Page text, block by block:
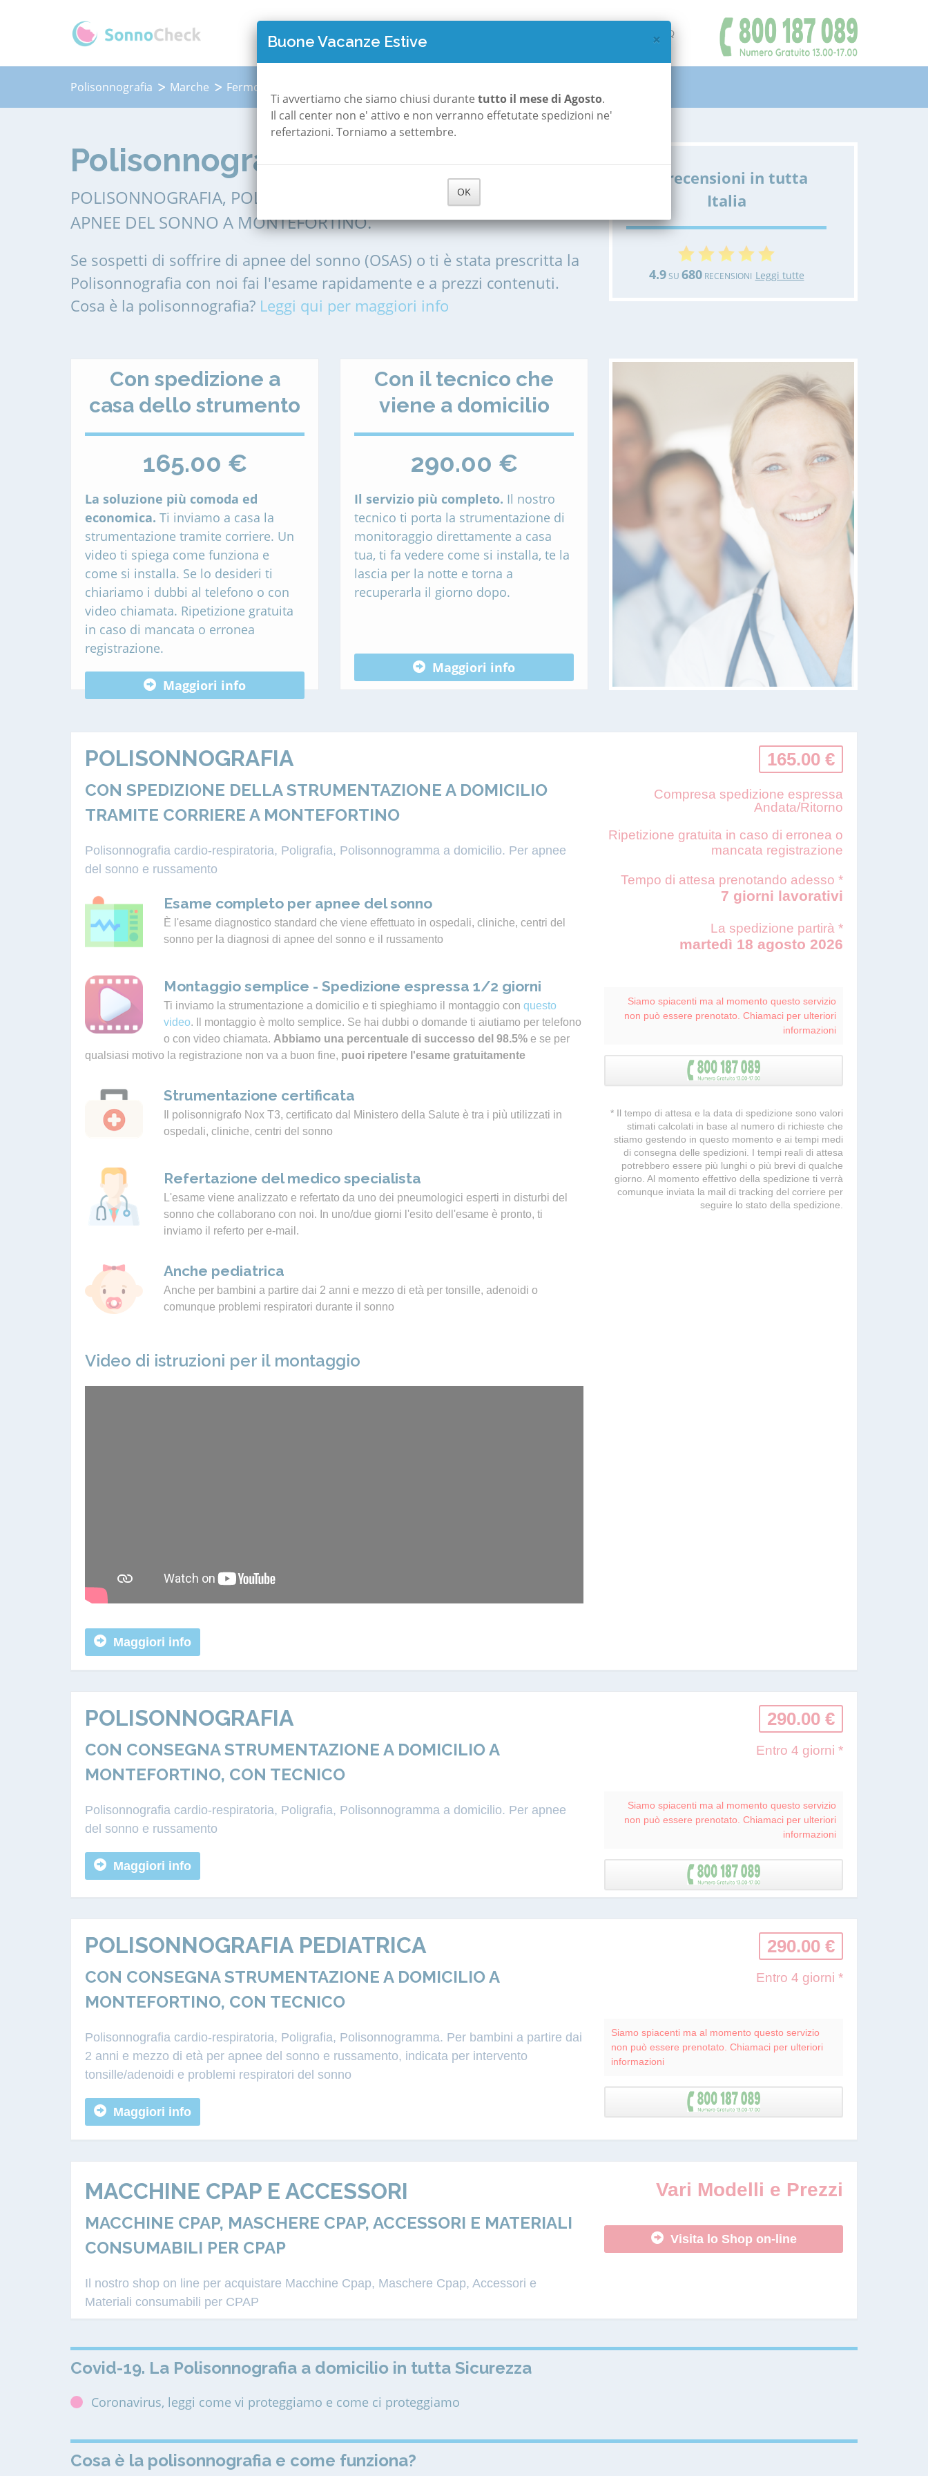
QUANTO COSTA POLISONNOGRAFIA FAQ
Polisonnografia Marche Fermo
Polisonnografia a Montefortino
POLISONNOGRAFIA, POLIGRAFIA, POLISONNOGRAMMA PER LE
APNEE DEL SONNO A MONTEFORTINO.
Se sospetti di soffrire di apnee del sonno (OSAS) o ti è stata prescritta la
Polisonnografia con noi fai l'esame rapidamente e a prezzi contenuti.
Cosa è la polisonnografia? Leggi qui per maggiori info
Le recensioni in tutta
Italia
4.9SU 680RECENSIONI Leggi tutte
Con spedizione a
casa dello strumento
165.00 €
La soluzione più comoda ed
economica. Ti inviamo a casa la
strumentazione tramite corriere. Un
video ti spiega come funziona e
come si installa. Se lo desideri ti
chiariamo i dubbi al telefono o con
video chiamata. Ripetizione gratuita
in caso di mancata o erronea
registrazione.
Maggiori info
Con il tecnico che
viene a domicilio
290.00 €
Il servizio più completo. Il nostro
tecnico ti porta la strumentazione di
monitoraggio direttamente a casa
tua, ti fa vedere come si installa, te la
lascia per la notte e torna a
recuperarla il giorno dopo.
Maggiori info
POLISONNOGRAFIA
CON SPEDIZIONE DELLA STRUMENTAZIONE A DOMICILIO
TRAMITE CORRIERE A MONTEFORTINO
Polisonnografia cardio-respiratoria, Poligrafia, Polisonnogramma a domicilio. Per apnee
del sonno e russamento
Esame completo per apnee del sonno
È l'esame diagnostico standard che viene effettuato in ospedali, cliniche, centri del
sonno per la diagnosi di apnee del sonno e il russamento
Montaggio semplice - Spedizione espressa 1/2 giorni
Ti inviamo la strumentazione a domicilio e ti spieghiamo il montaggio con questo
video. Il montaggio è molto semplice. Se hai dubbi o domande ti aiutiamo per telefono
o con video chiamata. Abbiamo una percentuale di successo del 98.5% e se per
qualsiasi motivo la registrazione non va a buon fine, puoi ripetere l'esame gratuitamente
Strumentazione certificata
Il polisonnigrafo Nox T3, certificato dal Ministero della Salute è tra i più utilizzati in
ospedali, cliniche, centri del sonno
Refertazione del medico specialista
L'esame viene analizzato e refertato da uno dei pneumologici esperti in disturbi del
sonno che collaborano con noi. In uno/due giorni l'esito dell'esame è pronto, ti
inviamo il referto per e-mail.
Anche pediatrica
Anche per bambini a partire dai 2 anni e mezzo di età per tonsille, adenoidi o
comunque problemi respiratori durante il sonno
Video di istruzioni per il montaggio
Maggiori info
165.00 €
Compresa spedizione espressa
Andata/Ritorno
Ripetizione gratuita in caso di erronea o
mancata registrazione
Tempo di attesa prenotando adesso *
7 giorni lavorativi
La spedizione partirà *
martedì 18 agosto 2026
Siamo spiacenti ma al momento questo servizio
non può essere prenotato. Chiamaci per ulteriori
informazioni
* Il tempo di attesa e la data di spedizione sono valori
stimati calcolati in base al numero di richieste che
stiamo gestendo in questo momento e ai tempi medi
di consegna delle spedizioni. I tempi reali di attesa
potrebbero essere più lunghi o più brevi di qualche
giorno. Al momento effettivo della spedizione ti verrà
comunque inviata la mail di tracking del corriere per
seguire lo stato della spedizione.
POLISONNOGRAFIA
CON CONSEGNA STRUMENTAZIONE A DOMICILIO A
MONTEFORTINO, CON TECNICO
Polisonnografia cardio-respiratoria, Poligrafia, Polisonnogramma a domicilio. Per apnee
del sonno e russamento
Maggiori info
290.00 €
Entro 4 giorni *
Siamo spiacenti ma al momento questo servizio
non può essere prenotato. Chiamaci per ulteriori
informazioni
POLISONNOGRAFIA PEDIATRICA
CON CONSEGNA STRUMENTAZIONE A DOMICILIO A
MONTEFORTINO, CON TECNICO
Polisonnografia cardio-respiratoria, Poligrafia, Polisonnogramma. Per bambini a partire dai
2 anni e mezzo di età per apnee del sonno e russamento, indicata per intervento
tonsille/adenoidi e problemi respiratori del sonno
Maggiori info
290.00 €
Entro 4 giorni *
Siamo spiacenti ma al momento questo servizio
non può essere prenotato. Chiamaci per ulteriori
informazioni
MACCHINE CPAP E ACCESSORI
MACCHINE CPAP, MASCHERE CPAP, ACCESSORI E MATERIALI
CONSUMABILI PER CPAP
Il nostro shop on line per acquistare Macchine Cpap, Maschere Cpap, Accessori e
Materiali consumabili per CPAP
Vari Modelli e Prezzi
Visita lo Shop on-line
Covid-19. La Polisonnografia a domicilio in tutta Sicurezza
Coronavirus, leggi come vi proteggiamo e come ci proteggiamo
Cosa è la polisonnografia e come funziona?
×
Buone Vacanze Estive
Ti avvertiamo che siamo chiusi durante tutto il mese di Agosto.
Il call center non e' attivo e non verranno effetutate spedizioni ne'
refertazioni. Torniamo a settembre.
OK